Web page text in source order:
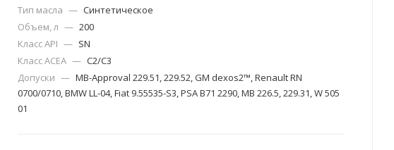
Тип масла — Синтетическое
Объем, л — 200
Класс API — SN
Класс ACEA — C2/C3
Допуски — MB-Approval 229.51, 229.52, GM dexos2™, Renault RN
0700/0710, BMW LL-04, Fiat 9.55535-S3, PSA B71 2290, MB 226.5, 229.31, W 505
01